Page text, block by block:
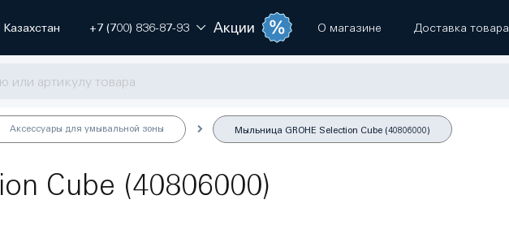
Казахстан +7 (700) 836-87-93 Акции О магазине Доставка товара
Аксессуары для умывальной зоны Мыльница GROHE Selection Cube (40806000)
Cube (40806000)